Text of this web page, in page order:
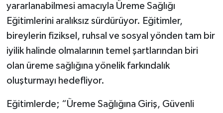
yararlanabilmesi amacıyla Üreme Sağlığı
Eğitimlerini aralıksız sürdürüyor. Eğitimler,
bireylerin fiziksel, ruhsal ve sosyal yönden tam bir
iyilik halinde olmalarının temel şartlarından biri
olan üreme sağlığına yönelik farkındalık
oluşturmayı hedefliyor.
Eğitimlerde; “Üreme Sağlığına Giriş, Güvenli